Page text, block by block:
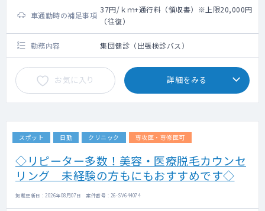
車通勤時の補足事項
37円/ｋｍ+通行料（領収書）※上限20,000円
（往復）
勤務内容 集団健診（出張検診バス）
お気に入り 詳細をみる
スポット 日勤 クリニック 専攻医・専修医可
◇リピーター多数！美容・医療脱毛カウンセ
リング 未経験の方もにもおすすめです◇
掲載更新日 : 2026年08月07日 案件番号 : 26-SV644074